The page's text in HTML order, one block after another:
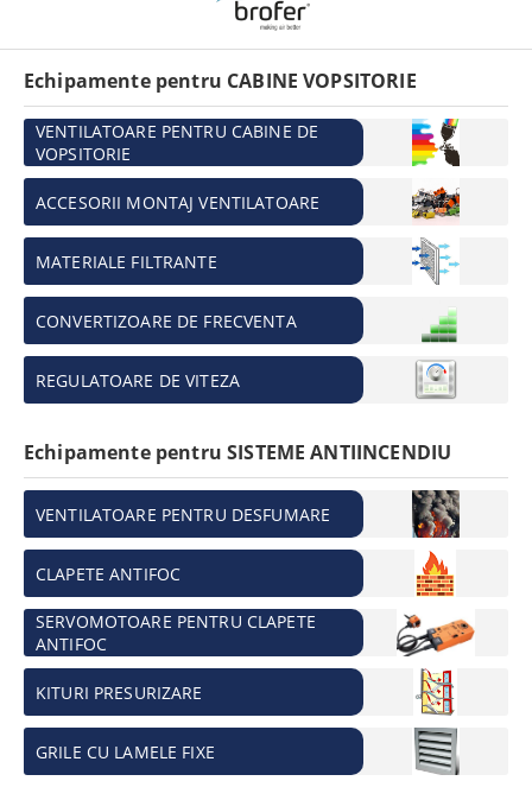
Echipamente pentru CABINE VOPSITORIE
VENTILATOARE PENTRU CABINE DE
VOPSITORIE
ACCESORII MONTAJ VENTILATOARE
MATERIALE FILTRANTE
CONVERTIZOARE DE FRECVENTA
REGULATOARE DE VITEZA
Echipamente pentru SISTEME ANTIINCENDIU
VENTILATOARE PENTRU DESFUMARE
CLAPETE ANTIFOC
SERVOMOTOARE PENTRU CLAPETE
ANTIFOC
KITURI PRESURIZARE
GRILE CU LAMELE FIXE